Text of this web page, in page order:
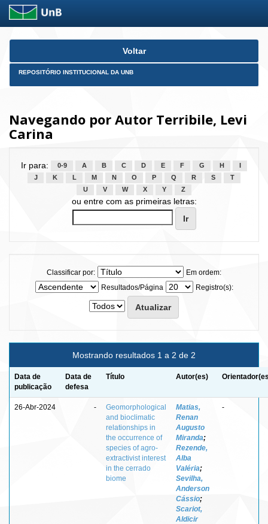
Skip
Voltar
REPOSITÓRIO INSTITUCIONAL DA UNB
Navegando por Autor Terribile, Levi
Carina
Ir para: 0-9 A B C D E F G H
J
K L M N O P Q R S
T
U
V W X Y Z
ou entre com as primeiras letras:
Classificar por:
Em ordem:
Resultados/Página
Registro(s):
Mostrando resultados 1 a 2 de 2
Data de
publicação
Data de
defesa
Título Autor(es)
26-Abr-2024 -
Geomorphological
and bioclimatic
relationships in
the occurrence of
species of agro-
extractivist interest
in the cerrado
biome
Matias,
Renan
Augusto
Miranda;
Rezende,
Alba
Valéria;
Sevilha,
Anderson
Cássio;
Scariot,
Aldicir
-